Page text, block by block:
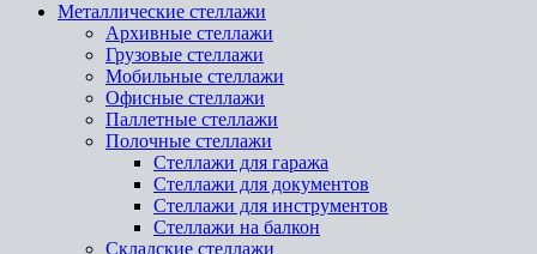
Металлические стеллажи
Архивные стеллажи
Грузовые стеллажи
Мобильные стеллажи
Офисные стеллажи
Паллетные стеллажи
Полочные стеллажи
Стеллажи для гаража
Стеллажи для документов
Стеллажи для инструментов
Стеллажи на балкон
Складские стеллажи